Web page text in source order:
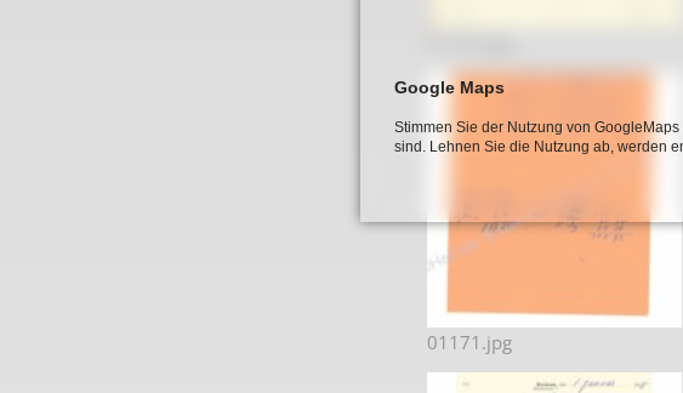
01171.jpg
Google Maps
Stimmen Sie der Nutzung von
sind. Lehnen Sie die Nutzung ab, werden